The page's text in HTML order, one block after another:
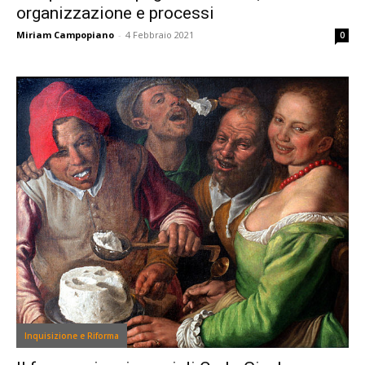
organizzazione e processi
Miriam Campopiano - 4 Febbraio 2021 0
Inquisizione e Riforma